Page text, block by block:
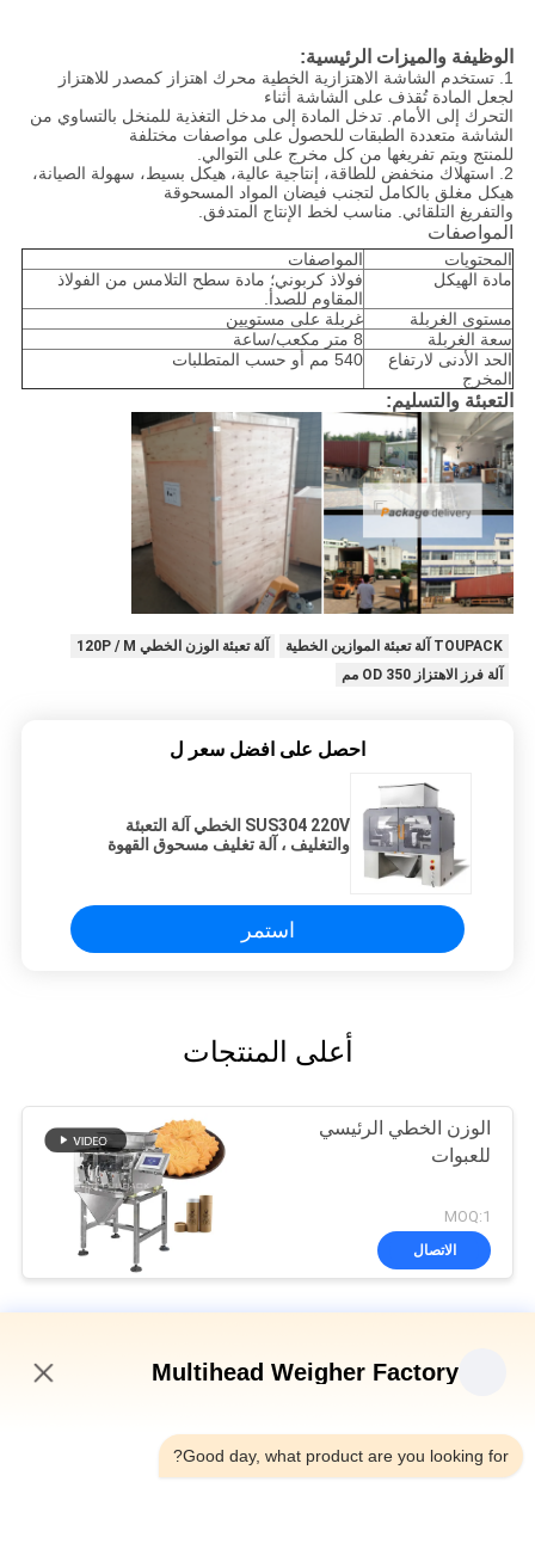
الوظيفة والميزات الرئيسية:
1. تستخدم الشاشة الاهتزازية الخطية محرك اهتزاز كمصدر للاهتزاز
لجعل المادة تُقذف على الشاشة أثناء
التحرك إلى الأمام. تدخل المادة إلى مدخل التغذية للمنخل بالتساوي من
الشاشة متعددة الطبقات للحصول على مواصفات مختلفة
للمنتج ويتم تفريغها من كل مخرج على التوالي.
2. استهلاك منخفض للطاقة، إنتاجية عالية، هيكل بسيط، سهولة الصيانة،
هيكل مغلق بالكامل لتجنب فيضان المواد المسحوقة
والتفريغ التلقائي. مناسب لخط الإنتاج المتدفق.
المواصفات
المحتويات
المواصفات
مادة الهيكل
فولاذ كربوني؛ مادة سطح التلامس من الفولاذ
المقاوم للصدأ.
مستوى الغربلة
غربلة على مستويين
سعة الغربلة
8 متر مكعب/ساعة
الحد الأدنى لارتفاع
المخرج
540 مم أو حسب المتطلبات
التعبئة والتسليم:
TOUPACK آلة تعبئة الموازين الخطية
آلة تعبئة الوزن الخطي 120P / M
آلة فرز الاهتزاز OD 350 مم
احصل على افضل سعر ل
SUS304 220V الخطي آلة التعبئة
والتغليف ، آلة تغليف مسحوق القهوة
استمر
أعلى المنتجات
الوزن الخطي الرئيسي
للعبوات
MOQ:1
الاتصال
8 Hoppers 0.5L 1.2L Linear Weigher للحصول على مواد شبكية
المنتج
Multihead Weigher Factory
Good day, what product are you looking for?